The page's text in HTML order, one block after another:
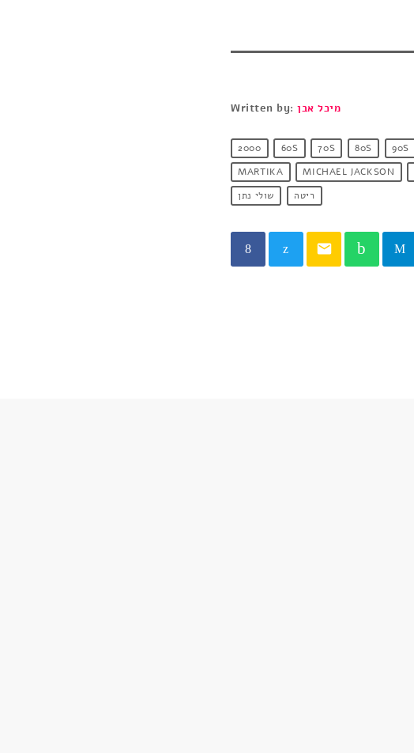
Written by:מיכל אבן
2000 60S 70S 80S 90S
MARTIKA
MICHAEL JACKSON
ריטה
שולי נתן
email